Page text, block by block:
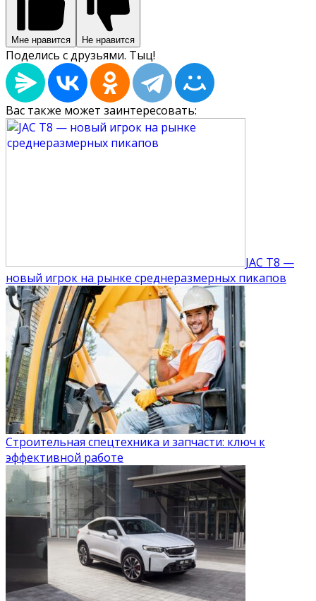
Мне нравится Не нравится
Поделись с друзьями. Тыц!
Вас также может заинтересовать:
JAC T8 —
новый игрок на рынке среднеразмерных пикапов
Строительная спецтехника и запчасти: ключ к
эффективной работе